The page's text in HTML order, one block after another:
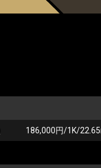
186,000円/1K/